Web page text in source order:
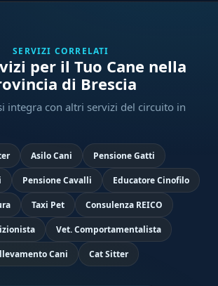
SERVIZI CORRELATI
per il Tuo Cane nella
di Brescia
integra con altri servizi del circuito in
Asilo Cani Pensione Gatti
Pensione Cavalli Educatore Cinofilo
Taxi Pet Consulenza REICO
Vet. Comportamentalista
Cani Cat Sitter